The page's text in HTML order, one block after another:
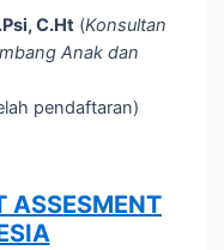
C.Ht (Konsultan
Anak dan
pendaftaran)
ASSESMENT